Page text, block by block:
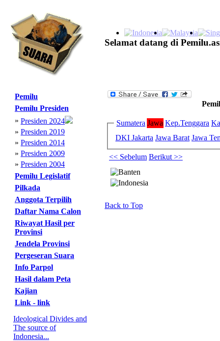
Selamat datang di
Pemilu
Pemilu Presiden
» Presiden 2024
» Presiden 2019
» Presiden 2014
» Presiden 2009
» Presiden 2004
Pemilu Legislatif
Pilkada
Anggota Terpilih
Daftar Nama Calon
Riwayat Hasil per
Provinsi
Jendela Provinsi
Pergeseran Suara
Info Parpol
Hasil dalam Peta
Kajian
Link - link
Ideological Divides and
The source of
Indonesia...
Sumatera Jawa Kep.Tenggara
DKI Jakarta Jawa Barat Jawa
<< Sebelum Berikut >>
Back to Top